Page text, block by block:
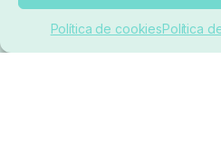
Política de cookiesPolítica
910 824 923
Lunes a Viernes de 10:00 a